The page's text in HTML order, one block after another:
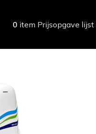
0 item Prijsopgave lijst